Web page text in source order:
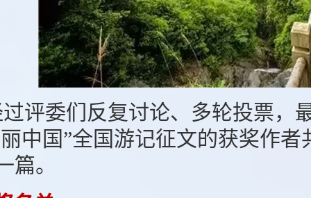
评委们反复讨论、多轮投票，
中国”全国游记征文的获奖作
篇。